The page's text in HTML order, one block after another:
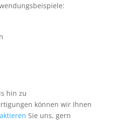
hin zu
können wir Ihnen
Sie uns, gern